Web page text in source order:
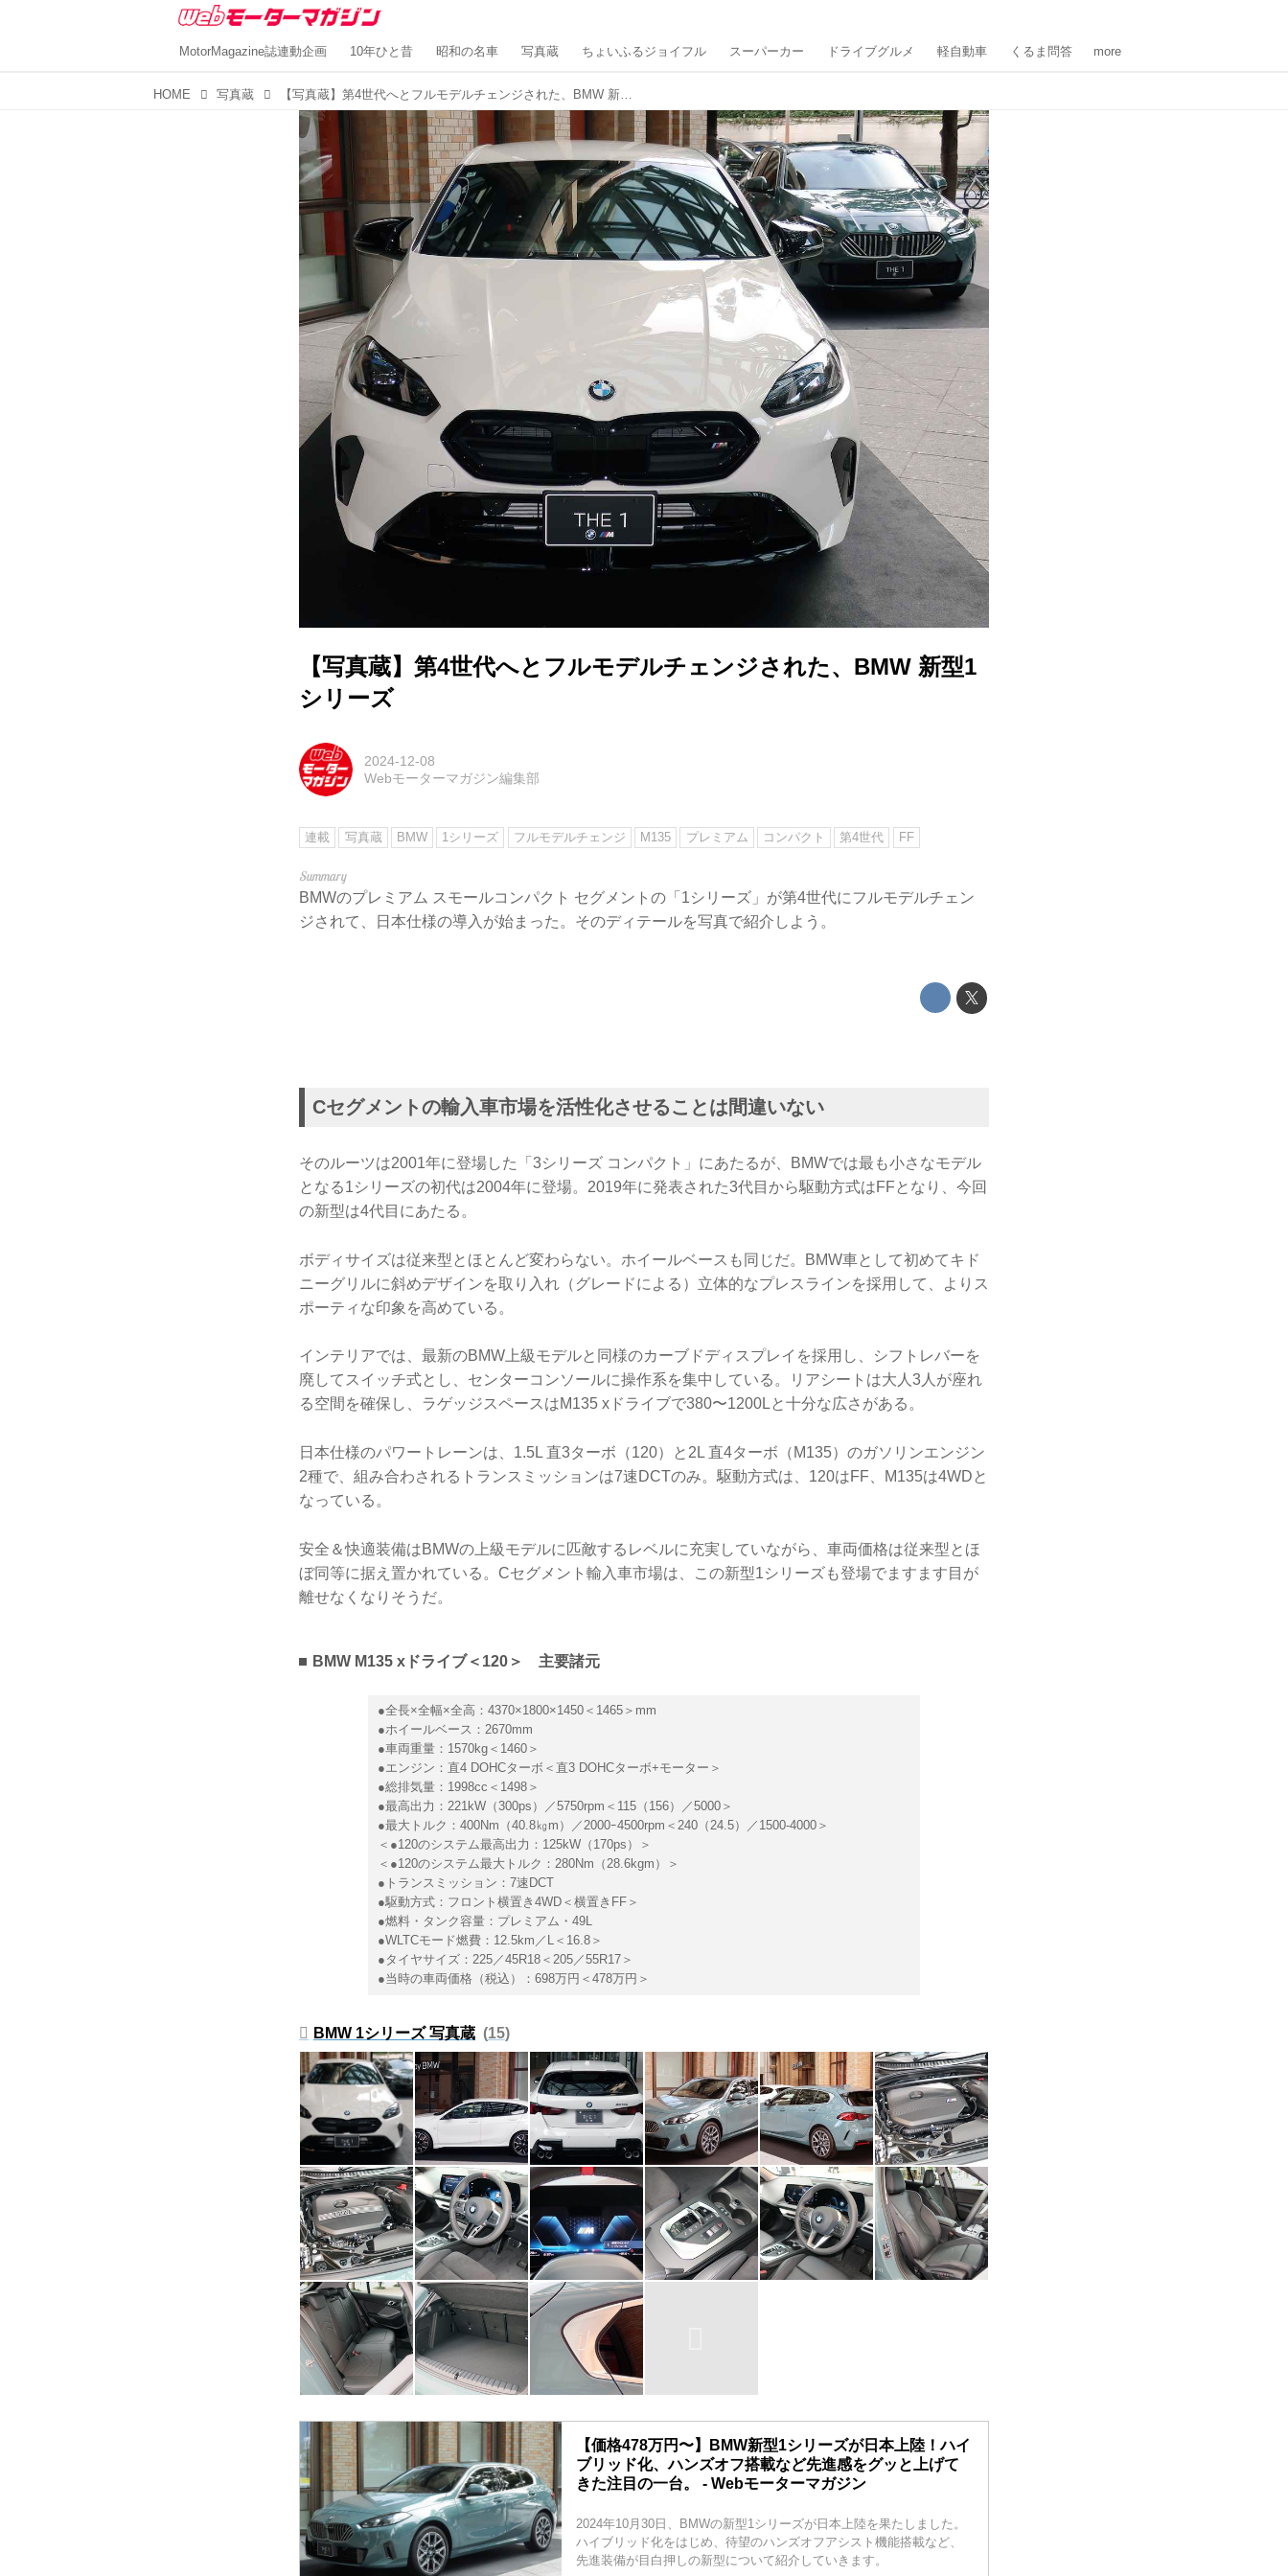
MotorMagazine誌連動企画 10年ひと昔 昭和の名車 写真蔵 ちょいふるジョイフル スーパーカー ドライブグルメ 軽自動車 くるま問答 more
HOME 写真蔵 【写真蔵】第4世代へとフルモデルチェンジされた、BMW 新型1シリーズ
【写真蔵】第4世代へとフルモデルチェンジされた、BMW 新型1
シリーズ
2024-12-08
Webモーターマガジン編集部
連載 写真蔵 BMW 1シリーズ フルモデルチェンジ M135 プレミアム コンパクト 第4世代 FF
BMWのプレミアム スモールコンパクト セグメントの「1シリーズ」が第4世代にフルモデルチェン
ジされて、日本仕様の導入が始まった。そのディテールを写真で紹介しよう。
Cセグメントの輸入車市場を活性化させることは間違いない
そのルーツは2001年に登場した「3シリーズ コンパクト」にあたるが、BMWでは最も小さなモデル
となる1シリーズの初代は2004年に登場。2019年に発表された3代目から駆動方式はFFとなり、今回
の新型は4代目にあたる。
ボディサイズは従来型とほとんど変わらない。ホイールベースも同じだ。BMW車として初めてキド
ニーグリルに斜めデザインを取り入れ（グレードによる）立体的なプレスラインを採用して、よりス
ポーティな印象を高めている。
インテリアでは、最新のBMW上級モデルと同様のカーブドディスプレイを採用し、シフトレバーを
廃してスイッチ式とし、センターコンソールに操作系を集中している。リアシートは大人3人が座れ
る空間を確保し、ラゲッジスペースはM135 xドライブで380〜1200Lと十分な広さがある。
日本仕様のパワートレーンは、1.5L 直3ターボ（120）と2L 直4ターボ（M135）のガソリンエンジン
2種で、組み合わされるトランスミッションは7速DCTのみ。駆動方式は、120はFF、M135は4WDと
なっている。
安全＆快適装備はBMWの上級モデルに匹敵するレベルに充実していながら、車両価格は従来型とほ
ぼ同等に据え置かれている。Cセグメント輸入車市場は、この新型1シリーズも登場でますます目が
離せなくなりそうだ。
BMW M135 xドライブ＜120＞ 主要諸元
●全長×全幅×全高：4370×1800×1450＜1465＞mm
●ホイールベース：2670mm
●車両重量：1570kg＜1460＞
●エンジン：直4 DOHCターボ＜直3 DOHCターボ+モーター＞
●総排気量：1998cc＜1498＞
●最高出力：221kW（300ps）／5750rpm＜115（156）／5000＞
●最大トルク：400Nm（40.8㎏m）／2000ｰ4500rpm＜240（24.5）／1500-4000＞
＜●120のシステム最高出力：125kW（170ps）＞
＜●120のシステム最大トルク：280Nm（28.6kgm）＞
●トランスミッション：7速DCT
●駆動方式：フロント横置き4WD＜横置きFF＞
●燃料・タンク容量：プレミアム・49L
●WLTCモード燃費：12.5km／L＜16.8＞
●タイヤサイズ：225／45R18＜205／55R17＞
●当時の車両価格（税込）：698万円＜478万円＞
BMW 1シリーズ 写真蔵 15
【価格478万円〜】BMW新型1シリーズが日本上陸！ハイ
ブリッド化、ハンズオフ搭載など先進感をグッと上げて
きた注目の一台。 - Webモーターマガジン
2024年10月30日、BMWの新型1シリーズが日本上陸を果たしました。
ハイブリッド化をはじめ、待望のハンズオフアシスト機能搭載など、
先進装備が目白押しの新型について紹介していきます。